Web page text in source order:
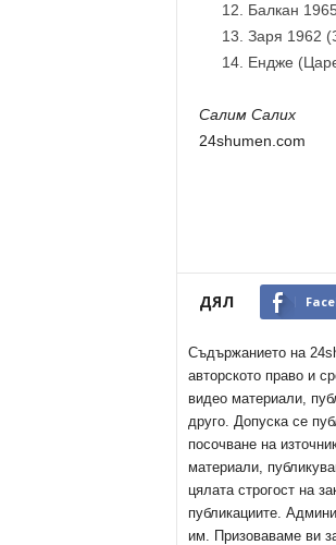
Заря
Салим Салих
24shumen.com
ДЯЛ
Съдържанието на
авторското право и
видео материали,
друго. Допуска се
посочване на
материали,
цялата строгост на
публикациите.
им. Призоваваме ви